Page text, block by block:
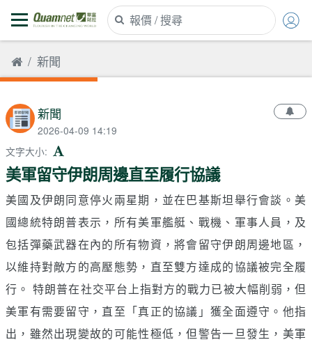
新聞
新聞
2026-04-09 14:19
文字大小:
美軍留守伊朗周邊直至履行協議
美國及伊朗同意停火兩星期，並在巴基斯坦舉行會談。美
國總統特朗普表示，所有美軍艦艇、戰機、軍事人員，及
包括彈藥武器在內的所有物資，將會留守伊朗周邊地區，
以維持對敵方的高壓態勢，直至雙方達成的協議被完全履
行。 特朗普在社交平台上指對方的戰力已被大幅削弱，但
美軍有需要留守，直至「真正的協議」獲全面遵守。他指
出，雖然出現變故的可能性極低，但警告一旦發生，美軍